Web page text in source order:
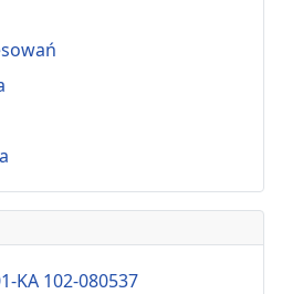
KA 102-080537